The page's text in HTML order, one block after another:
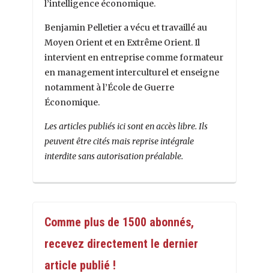
l’intelligence économique.
Benjamin Pelletier a vécu et travaillé au
Moyen Orient et en Extrême Orient. Il
intervient en entreprise comme formateur
en management interculturel et enseigne
notamment à l’École de Guerre
Économique.
Les articles publiés ici sont en accès libre. Ils
peuvent être cités mais reprise intégrale
interdite sans autorisation préalable.
Comme plus de 1500 abonnés,
recevez directement le dernier
article publié !